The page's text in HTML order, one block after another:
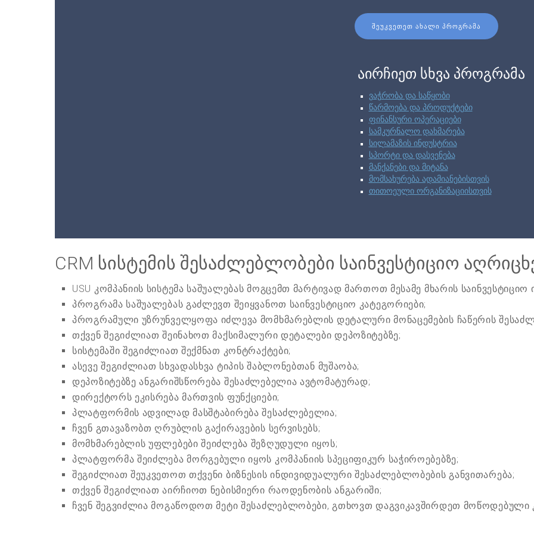
ᲨᲔᲣᲙᲕᲔᲗᲔᲗ ᲐᲮᲐᲚᲘ ᲞᲠᲝᲒᲠᲐᲛᲐ
აირჩიეთ სხვა პროგრამა
ვაჭრობა და საწყობი
წარმოება და პროდუქტები
ფინანსური ოპერაციები
სამკურნალო დახმარება
სილამაზის ინდუსტრია
სპორტი და დასვენება
მანქანები და მიტანა
მომსახურება ადამიანებისთვის
თითოეული ორგანიზაციისთვის
CRM სისტემის შესაძლებლობები საინვესტიციო
USU კომპანიის სისტემა საშუალებას მოგცემთ მარტივად მართოთ მესამე მხარის საინვესტიციო
პროგრამა საშუალებას გაძლევთ შეიყვანოთ საინვესტიციო კატეგორიები;
პროგრამული უზრუნველყოფა იძლევა მომხმარებლის დეტალური მონაცემების ჩაწერის
თქვენ შეგიძლიათ შეინახოთ მაქსიმალური დეტალები დეპოზიტებზე;
სისტემაში შეგიძლიათ შექმნათ კონტრაქტები;
ასევე შეგიძლიათ სხვადასხვა ტიპის შაბლონებთან მუშაობა;
დეპოზიტებზე ანგარიშსწორება შესაძლებელია ავტომატურად;
დირექტორს ეკისრება მართვის ფუნქციები;
პლატფორმის ადვილად მასშტაბირება შესაძლებელია;
ჩვენ გთავაზობთ ღრუბლის გაქირავების სერვისებს;
მომხმარებლის უფლებები შეიძლება შეზღუდული იყოს;
პლატფორმა შეიძლება მორგებული იყოს კომპანიის სპეციფიკურ საჭიროებებზე;
შეგიძლიათ შეუკვეთოთ თქვენი ბიზნესის ინდივიდუალური შესაძლებლობების განვითარება;
თქვენ შეგიძლიათ აირჩიოთ ნებისმიერი რაოდენობის ანგარიში;
ჩვენ შეგვიძლია მოგაწოდოთ მეტი შესაძლებლობები, გთხოვთ დაგვიკავშირდეთ მოწოდებული